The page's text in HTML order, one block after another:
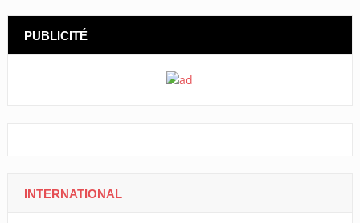
PUBLICITÉ
INTERNATIONAL